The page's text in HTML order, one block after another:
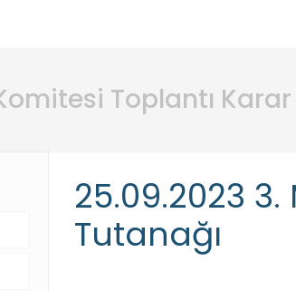
Toplantı
25.09.2023
Tutanağı